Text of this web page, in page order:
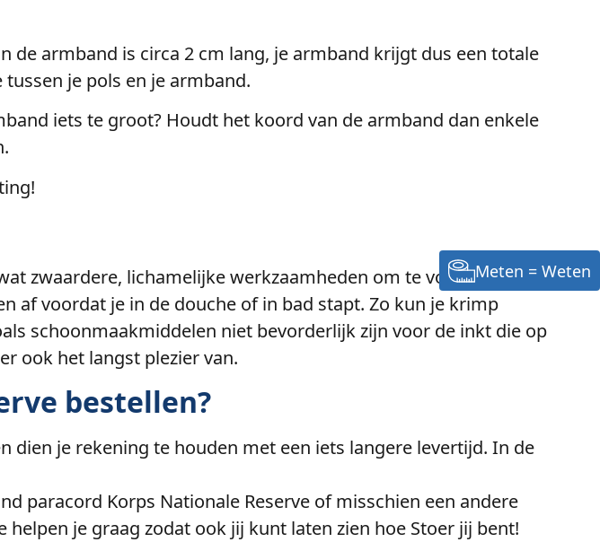
de armband is circa 2 cm lang, je armband krijgt dus een totale
je pols en je armband.
iets te groot? Houdt het koord van de armband dan enkele
zwaardere, lichamelijke werkzaamheden om te voorkomen dat
af voordat je in de douche of in bad stapt. Zo kun je krimp
schoonmaakmiddelen niet bevorderlijk zijn voor de inkt die op
ook het langst plezier van.
bestellen?
je rekening te houden met een iets langere levertijd. In de
paracord Korps Nationale Reserve of misschien een andere
je graag zodat ook jij kunt laten zien hoe Stoer jij bent!
Meten = Weten